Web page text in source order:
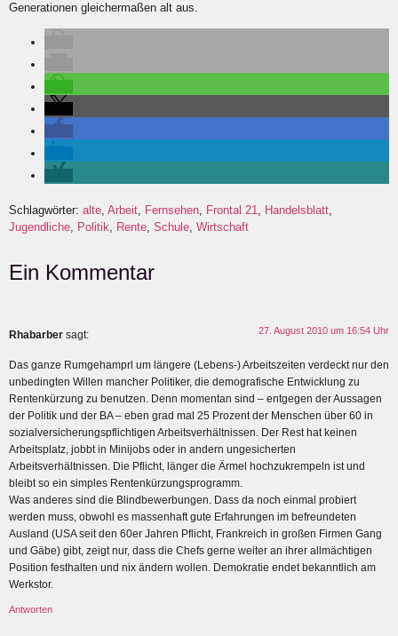
Generationen gleichermaßen alt aus.
Schlagwörter: alte, Arbeit, Fernsehen, Frontal 21, Handelsblatt,
Jugendliche, Politik, Rente, Schule, Wirtschaft
Ein Kommentar
Rhabarber sagt: 27. August 2010 um 16:54 Uhr
Das ganze Rumgehamprl um längere (Lebens-) Arbeitszeiten verdeckt nur den
unbedingten Willen mancher Politiker, die demografische Entwicklung zu
Rentenkürzung zu benutzen. Denn momentan sind – entgegen der Aussagen
der Politik und der BA – eben grad mal 25 Prozent der Menschen über 60 in
sozialversicherungspflichtigen Arbeitsverhältnissen. Der Rest hat keinen
Arbeitsplatz, jobbt in Minijobs oder in andern ungesicherten
Arbeitsverhältnissen. Die Pflicht, länger die Ärmel hochzukrempeln ist und
bleibt so ein simples Rentenkürzungsprogramm.
Was anderes sind die Blindbewerbungen. Dass da noch einmal probiert
werden muss, obwohl es massenhaft gute Erfahrungen im befreundeten
Ausland (USA seit den 60er Jahren Pflicht, Frankreich in großen Firmen Gang
und Gäbe) gibt, zeigt nur, dass die Chefs gerne weiter an ihrer allmächtigen
Position festhalten und nix ändern wollen. Demokratie endet bekanntlich am
Werkstor.
Antworten